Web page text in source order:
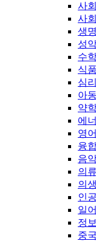
사
사
생
성
수
식
심
아
약
에
영
융
음
의
의
인
일
정
중